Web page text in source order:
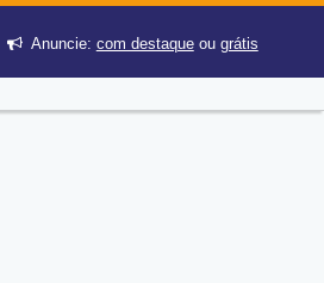
Anuncie: com destaqueou grátis